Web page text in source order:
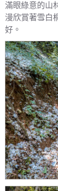
滿眼綠意的山
漫欣賞著雪白
好。